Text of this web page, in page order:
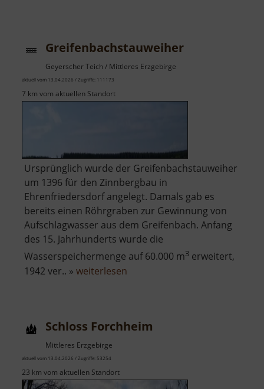
Greifenbachstauweiher
Geyerscher Teich / Mittleres Erzgebirge
aktuell vom 13.04.2026 / Zugriffe: 111173
7 km vom aktuellen Standort
Ursprünglich wurde der Greifenbachstauweiher
um 1396 für den Zinnbergbau in
Ehrenfriedersdorf angelegt. Damals gab es
bereits einen Röhrgraben zur Gewinnung von
Aufschlagwasser aus dem Greifenbach. Anfang
des 15. Jahrhunderts wurde die
Wasserspeichermenge auf 60.000 m3 erweitert,
1942 ver.. » weiterlesen
Schloss Forchheim
Mittleres Erzgebirge
aktuell vom 13.04.2026 / Zugriffe: 53254
23 km vom aktuellen Standort